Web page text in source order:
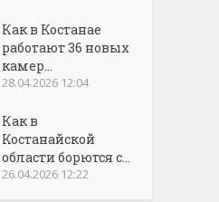
Как в Костанае
работают 36 новых
камер...
28.04.2026 12:04
Как в
Костанайской
области борются с...
26.04.2026 12:22